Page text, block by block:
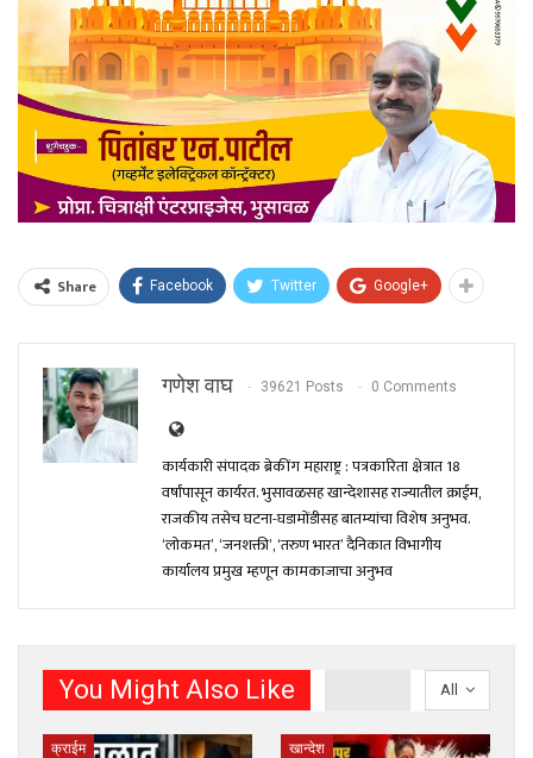
Share Facebook Twitter Google+
गणेश वाघ 39621 Posts 0 Comments
कार्यकारी संपादक ब्रेकींग महाराष्ट्र : पत्रकारिता क्षेत्रात 18
वर्षांपासून कार्यरत. भुसावळसह खान्देशासह राज्यातील क्राईम,
राजकीय तसेच घटना-घडामोंडीसह बातम्यांचा विशेष अनुभव.
‘लोकमत’, ‘जनशक्ती’, ‘तरुण भारत’ दैनिकात विभागीय
कार्यालय प्रमुख म्हणून कामकाजाचा अनुभव
All
You Might Also Like
क्राईम खान्देश